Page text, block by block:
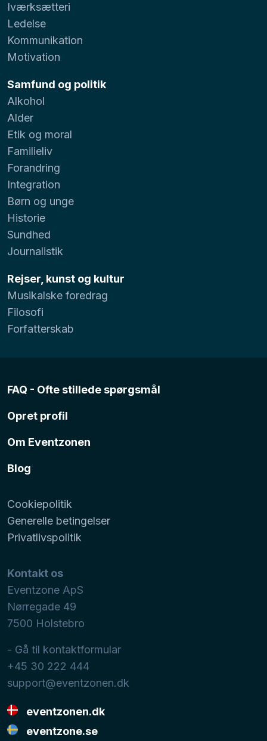
Iværksætteri
Ledelse
Kommunikation
Motivation
Samfund og politik
Alkohol
Alder
Etik og moral
Familieliv
Forandring
Integration
Børn og unge
Historie
Sundhed
Journalistik
Rejser, kunst og kultur
Musikalske foredrag
Filosofi
Forfatterskab
FAQ - Ofte stillede spørgsmål
Opret profil
Om Eventzonen
Blog
Cookiepolitik
Generelle betingelser
Privatlivspolitik
Kontakt os
Eventzone ApS
Nørregade 49
7500 Holstebro
- Gå til kontaktformular
+45 30 222 444
support@eventzonen.dk
eventzonen.dk
eventzone.se